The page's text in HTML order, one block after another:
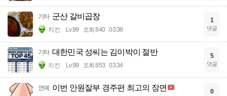
기타 군산 갈비곱창
치킨 Lv.99 조회 840 03:38
1
댓글
기타 대한민국 성씨는 김이박이 절반
치킨 Lv.99 조회 853 03:34
5
댓글
연예 이번 안원잘부 경주편 최고의 장면 0